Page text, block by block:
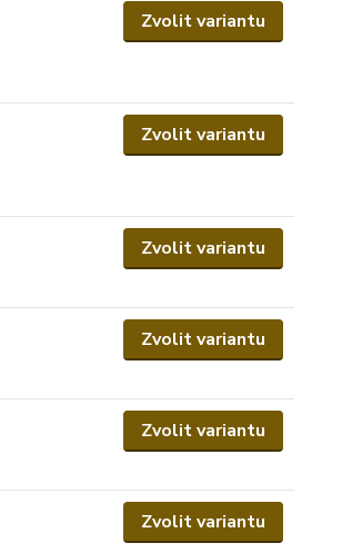
Zvolit variantu
Zvolit variantu
Zvolit variantu
Zvolit variantu
Zvolit variantu
Zvolit variantu